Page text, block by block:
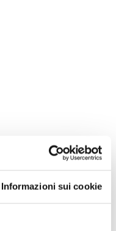
Informazioni sui cookie